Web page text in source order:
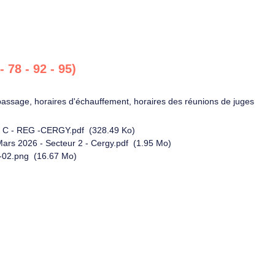
78 - 92 - 95)
horaires d'échauffement, horaires des réunions de juges
- REG -CERGY.pdf (328.49 Ko)
2026 - Secteur 2 - Cergy.pdf (1.95 Mo)
(16.67 Mo)